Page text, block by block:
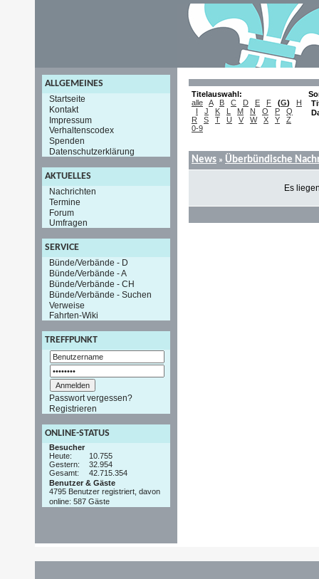
ALLGEMEINES
Startseite
Kontakt
Impressum
Verhaltenscodex
Spenden
Datenschutzerklärung
AKTUELLES
Nachrichten
Termine
Forum
Umfragen
SERVICE
Bünde/Verbände - D
Bünde/Verbände - A
Bünde/Verbände - CH
Bünde/Verbände - Suchen
Verweise
Fahrten-Wiki
TREFFPUNKT
Passwort vergessen?
Registrieren
ONLINE-STATUS
Besucher
Heute:
10.755
Gestern:
32.954
Gesamt:
42.715.354
Benutzer & Gäste
4795 Benutzer registriert, davon
online: 587 Gäste
Titelauswahl:
alle
A B C D E F (G)
H
I
J K L M N O P
Q
R
S T U V W X Y
Z
0-9
News » Überbündische
Es